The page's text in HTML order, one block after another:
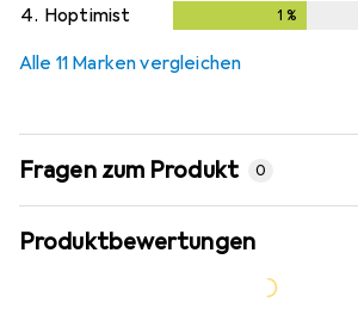
4. Hoptimist 1 %
Alle 11 Marken vergleichen
Fragen zum Produkt 0
Produktbewertungen